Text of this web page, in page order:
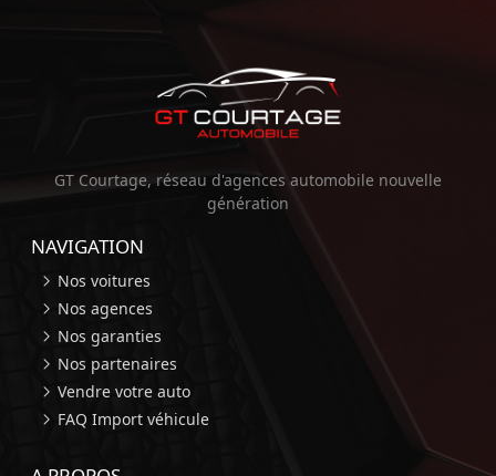
GT Courtage, réseau d'agences automobile nouvelle
génération
NAVIGATION
Nos voitures
Nos agences
Nos garanties
Nos partenaires
Vendre votre auto
FAQ Import véhicule